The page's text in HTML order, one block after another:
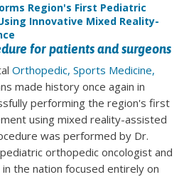
Region's First Pediatric
Innovative Mixed Reality-
for patients and surgeons
Orthopedic, Sports Medicine,
made history once again in
performing the region's first
using mixed reality-assisted
was performed by Dr.
orthopedic oncologist and
the nation focused entirely on